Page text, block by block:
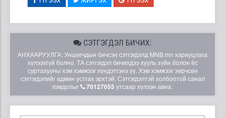
СЭТГЭГДЭЛ БИЧИХ:
АНХААРУУЛГА: Уншигчдын бичсэн сэтгэгдэлд MNB.mn хариуцлага
хүлээхгүй болно. ТА сэтгэгдэл бичихдээ хууль зүйн болон ёс
суртахууны хэм хэмжээг хүндэтгэнэ үү. Хэм хэмжээг зөрчсөн
сэтгэгдэлийг админ устгах эрхтэй. Сэтгэгдэлтэй холбоотой санал
гомдолыг
70127055 утсаар хүлээн авна.